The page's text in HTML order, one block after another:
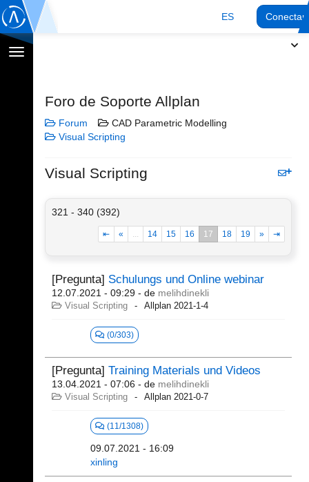
ES
Cambiar
Foro de Soporte Allplan
Forum
CAD Parametric Modelling
Visual Scripting
Visual Scripting
321 - 340 (392)
⇤ « ... 14 15 16 17 18 19 » ⇥
[Pregunta] Schulungs und Online webinar
12.07.2021 - 09:29 - de melihdinekli
Visual Scripting Allplan 2021-1-4
(0/303)
[Pregunta] Training Materials und Videos
13.04.2021 - 07:06 - de melihdinekli
Visual Scripting Allplan 2021-0-7
(11/1308)
09.07.2021 - 16:09
xinling